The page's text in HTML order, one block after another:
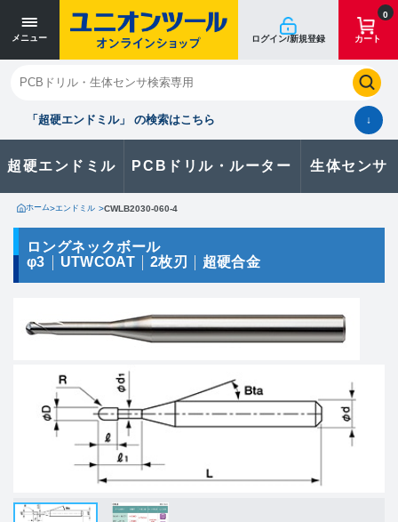
メニュー ログイン/新規登録
0
カート
「超硬エンドミル」 の検索はこちら ↓
超硬エンドミル PCBドリル・ルーター 生体センサ
閉じる
お気に入り クイックオーダー 購入履歴
製品に関するお問い合わせはこちら
カタログ一覧
ホーム>エンドミル >CWLB2030-060-4
ロングネックボール
φ3
UTWCOAT 2枚刃 超硬合金
寸法単位 [mm]
寸法単位 [mm]